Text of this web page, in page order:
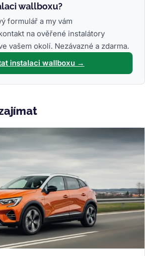
wallboxu?
formulář a my vám
na ověřené instalátory
vašem okolí. Nezávazné a zdarma.
instalaci wallboxu →